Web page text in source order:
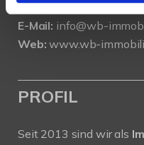
E-Mail: info@wb-
Web: www.wb-
PROFIL
Seit 2013 sind wir als